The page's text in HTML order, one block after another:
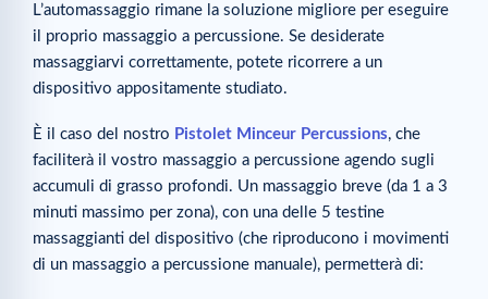
L’automassaggio rimane la soluzione migliore per eseguire
il proprio massaggio a percussione. Se desiderate
massaggiarvi correttamente, potete ricorrere a un
dispositivo appositamente studiato.
È il caso del nostro Pistolet Minceur Percussions, che
faciliterà il vostro massaggio a percussione agendo sugli
accumuli di grasso profondi. Un massaggio breve (da 1 a 3
minuti massimo per zona), con una delle 5 testine
massaggianti del dispositivo (che riproducono i movimenti
di un massaggio a percussione manuale), permetterà di: